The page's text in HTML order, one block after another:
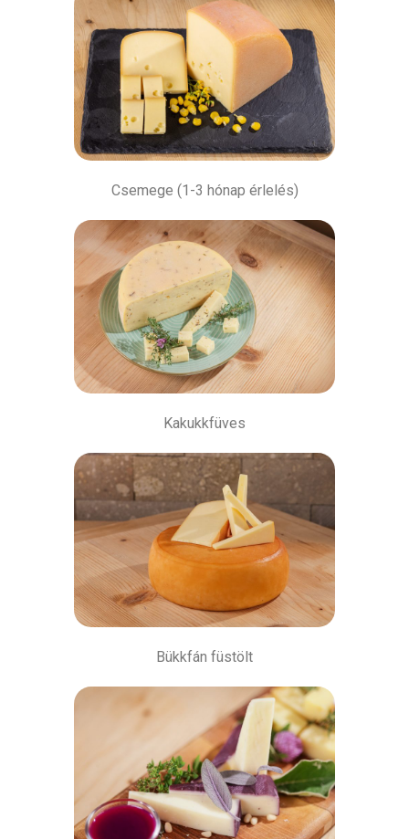
Csemege (1-3 hónap érlelés)
Kakukkfüves
Bükkfán füstölt